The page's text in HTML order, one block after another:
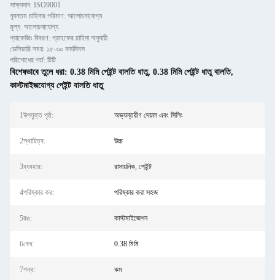
সাক্ষ্যদান: ISO9001
ন্যূনতম চাহিদার পরিমাণ: আলোচনাযোগ্য
মূল্য: আলোচনাযোগ্য
প্যাকেজিং বিবরণ: গ্রাহকের চাহিদা অনুযায়ী
ডেলিভারি সময়: ১৫-৩০ কার্যদিবস
পরিশোধের শর্ত: টিটি
বিশেষভাবে তুলে ধরা: 0.38 মিমি পেইন্ট বালতি ধাতু, 0.38 মিমি পেইন্ট ধাতু বালতি,
কাস্টমাইজযোগ্য পেইন্ট বালতি ধাতু
1উপযুক্ত পৃষ্ঠ: অভ্যন্তরীণ দেয়াল এবং সিলিং
2স্থায়িত্ব: উচ্চ
3ব্যবহার: রাসায়নিক, পেইন্ট
4পরিষ্কার কর: পরিষ্কার করা সহজ
5রঙ: কাস্টমাইজেশন
6বেধ: 0.38 মিমি
7গন্ধ: কম